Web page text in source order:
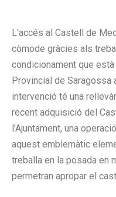
L'accés al Castell de
còmode gràcies als
condicionament que
Provincial de Saragossa
intervenció té una
recent adquisició del
l'Ajuntament, una
aquest emblemàtic
treballa en la posada en
permetran apropar el